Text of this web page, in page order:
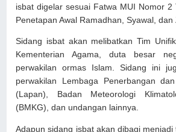
isbat digelar sesuai Fatwa MUI Nomor 2
Penetapan Awal Ramadhan, Syawal, dan
Sidang isbat akan melibatkan Tim
Kementerian Agama, duta besar
perwakilan ormas Islam. Sidang ini
perwakilan Lembaga Penerbangan
(Lapan), Badan Meteorologi
(BMKG), dan undangan lainnya.
Adapun sidang isbat akan dibagi menjadi